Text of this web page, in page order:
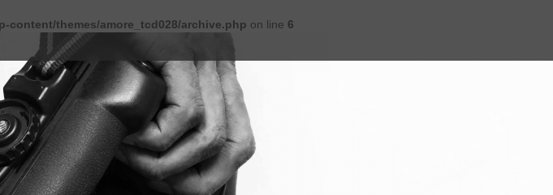
content/themes/amore_tcd028/archive.php on line 6